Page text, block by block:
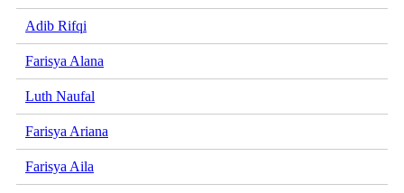
Adib Rifqi
Farisya Alana
Luth Naufal
Farisya Ariana
Farisya Aila